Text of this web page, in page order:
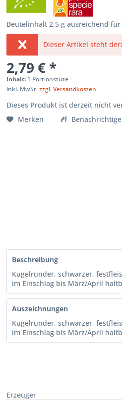
Beutelinhalt 2,5 g ausreichend
Dieser Artikel steht
2,79 € *
Inhalt: 1 Portionstüte
inkl. MwSt.zzgl. Versandkosten
Dieses Produkt ist derzeit nicht
Merken
Beschreibung
Kugelrunder, schwarzer,
im Einschlag bis März/April
Auszeichnungen
Kugelrunder, schwarzer,
im Einschlag bis März/April
Erzeuger